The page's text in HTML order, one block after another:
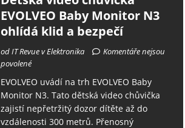
EVOLVEO Baby Monitor N3
ohlídá klid a bezpečí
od IT Revue v Elektronika
Komentáře nejsou
povolené
EVOLVEO uvádí na trh EVOLVEO Baby
Monitor N3. Tato dětská video chůvička
zajistí nepřetržitý dozor dítěte až do
vzdálenosti 300 metrů. Přenosný